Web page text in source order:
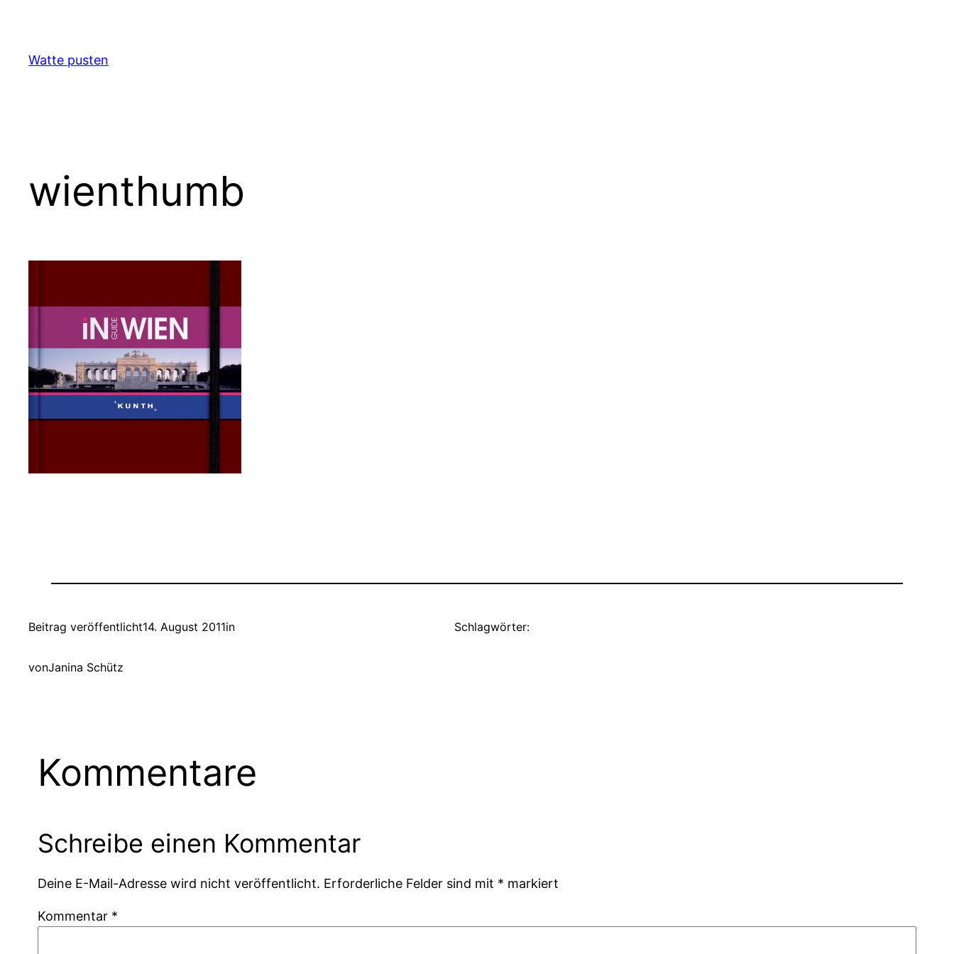
springen
Watte pusten
wienthumb
Beitrag veröffentlicht14. August 2011in
vonJanina Schütz
Schlagwörter:
Kommentare
Schreibe einen Kommentar
Deine E-Mail-Adresse wird nicht veröffentlicht. Erforderliche Felder sind mit * markiert
Kommentar *